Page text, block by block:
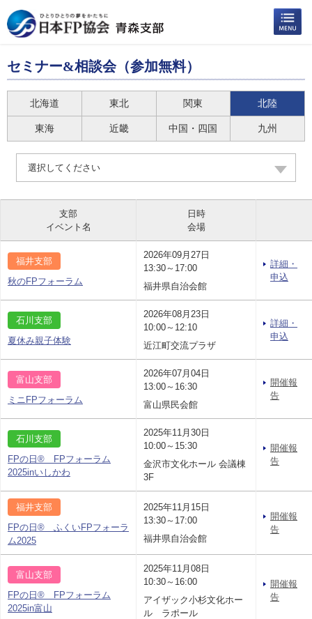
セミナー&相談会（参加無料）
北海道 東北 関東 北陸
東海 近畿 中国・四国 九州
選択してください
支部
イベント名
日時
会場
福井支部
秋のFPフォーラム
2026年09月27日
13:30～17:00
福井県自治会館
詳細・
申込
石川支部
夏休み親子体験
2026年08月23日
10:00～12:10
近江町交流プラザ
詳細・
申込
富山支部
ミニFPフォーラム
2026年07月04日
13:00～16:30
富山県民会館
開催報
告
石川支部
FPの日® FPフォーラム
2025inいしかわ
2025年11月30日
10:00～15:30
金沢市文化ホール 会議棟
3F
開催報
告
福井支部
FPの日® ふくいFPフォーラ
ム2025
2025年11月15日
13:30～17:00
福井県自治会館
開催報
告
富山支部
FPの日® FPフォーラム
2025in富山
2025年11月08日
10:30～16:00
アイザック小杉文化ホー
ル ラポール
開催報
告